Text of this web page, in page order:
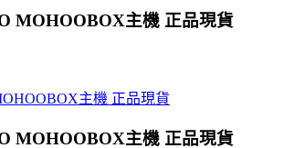
MOHOOBOX主機 正品現貨
MOHOOBOX主機 正品現貨